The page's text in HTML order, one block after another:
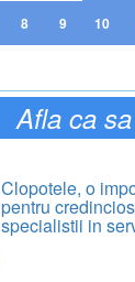
8 9 10
Afla ca
Clopotele, o
pentru
specialistii in